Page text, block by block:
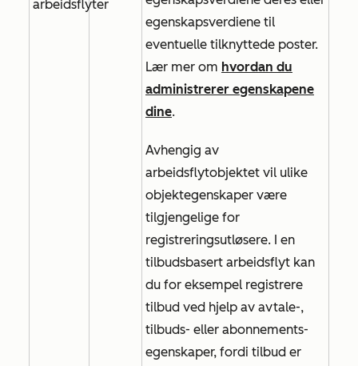
arbeidsflyter
egenskapsverdiene til
eventuelle tilknyttede poster.
Lær mer om hvordan du
administrerer egenskapene
dine.
Avhengig av
arbeidsflytobjektet vil ulike
objektegenskaper være
tilgjengelige for
registreringsutløsere. I en
tilbudsbasert arbeidsflyt kan
du for eksempel registrere
tilbud ved hjelp av avtale-,
tilbuds- eller abonnements-
egenskaper, fordi tilbud er